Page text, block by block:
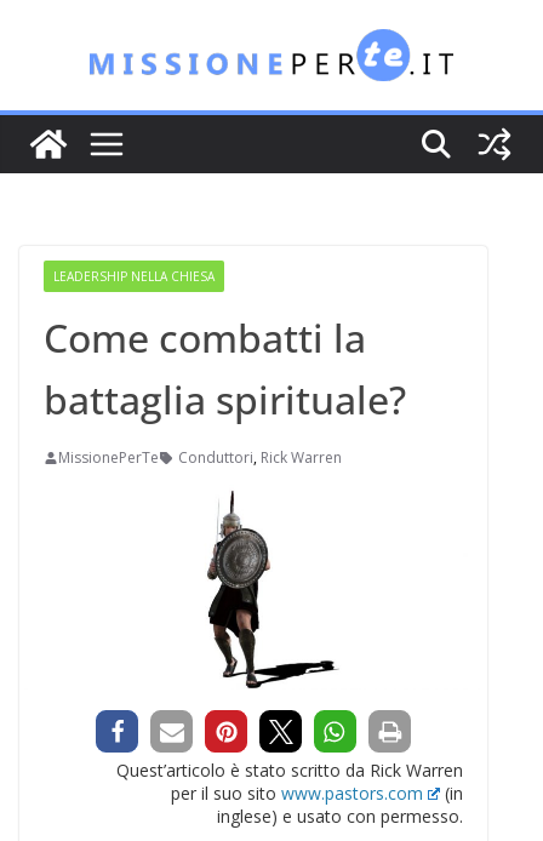
contenuto
LEADERSHIP NELLA CHIESA
Come combatti la
battaglia spirituale?
MissionePerTe Conduttori, Rick Warren
Quest’articolo è stato scritto da Rick Warren
per il suo sito www.pastors.com
(in
inglese) e usato con permesso.